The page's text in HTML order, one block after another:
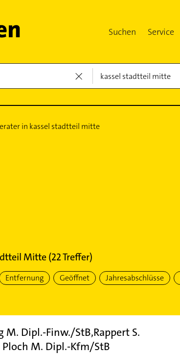
Suchen Service
Mitte(22Treffer)
Entfernung Geöffnet Jahresabschlüsse
M. Dipl.-Finw./StB,Rappert S.
Ploch M. Dipl.-Kfm/StB